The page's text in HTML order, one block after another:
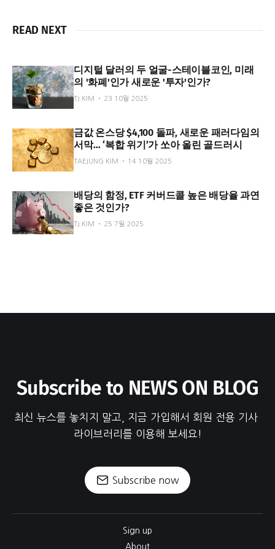
READ NEXT
디지털 달러의 두 얼굴-스테이블코인, 미래
의 '화폐'인가 새로운 '투자'인가?
TJ.KIM 23 10월 2025
금값 온스당 $4,100 돌파, 새로운 패러다임의
서막… ‘복합 위기’가 쏘아 올린 골드러시
TAEJUNG KIM 14 10월 2025
배당의 함정, ETF 커버드콜 높은 배당율 과연
좋은 것인가?
TJ.KIM 25 7월 2025
Subscribe to NEWS ON BLOG
최신 뉴스를 놓치지 말고, 지금 가입해서 회원 전용 기사
라이브러리를 이용해 보세요!
Subscribe now
Sign up
About